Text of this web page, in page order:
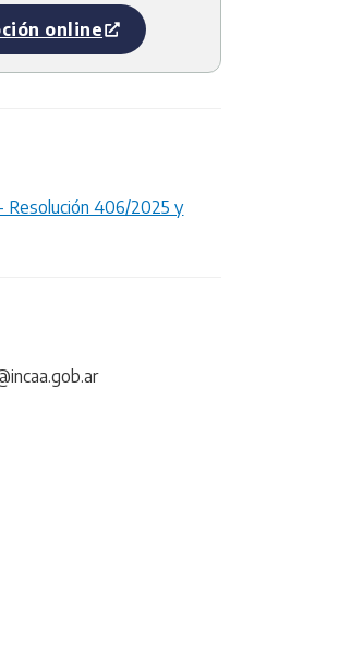
online
Resolución 406/2025 y